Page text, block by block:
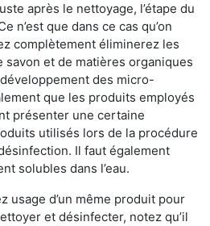
après le nettoyage, l’étape du
n’est que dans ce cas qu’on
complètement éliminerez les
et de matières organiques
des micro-
que les produits employés
présenter une certaine
utilisés lors de la procédure
Il faut également
solubles dans l’eau.
usage d’un même produit pour
et désinfecter, notez qu’il